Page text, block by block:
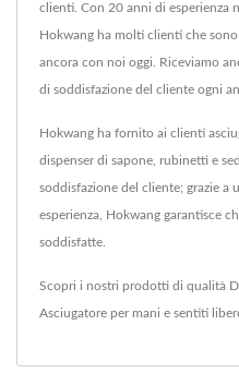
clienti. Con 20 anni di esperienza
Hokwang ha molti clienti che
ancora con noi oggi. Riceviamo
di soddisfazione del cliente ogni
Hokwang ha fornito ai clienti
dispenser di sapone, rubinetti e
soddisfazione del cliente; grazie a
esperienza, Hokwang garantisce
soddisfatte.
Scopri i nostri prodotti di qualità
Asciugatore per mani e sentiti